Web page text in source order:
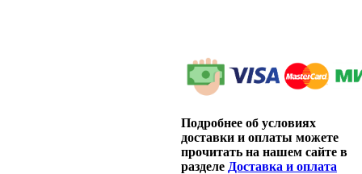
Подробнее об условиях
доставки и оплаты можете
прочитать на нашем сайте в
разделе Доставка и оплата